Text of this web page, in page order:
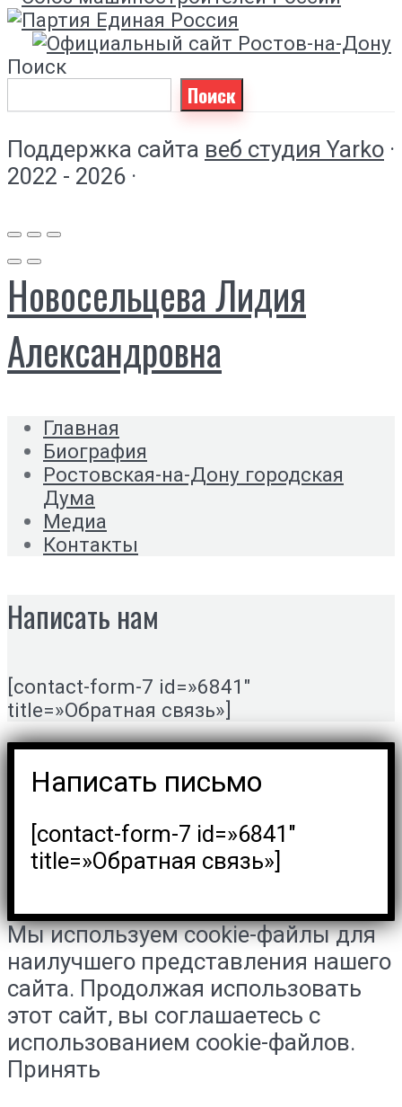
Поиск
Поиск
Поддержка сайта веб студия Yarko ·
2022 - 2026 ·
Новосельцева Лидия
Александровна
Главная
Биография
Ростовская-на-Дону городская
Дума
Медиа
Контакты
Написать нам
[contact-form-7 id=»6841″
title=»Обратная связь»]
Написать письмо
[contact-form-7 id=»6841″
title=»Обратная связь»]
Мы используем cookie-файлы для
наилучшего представления нашего
сайта. Продолжая использовать
этот сайт, вы соглашаетесь с
использованием cookie-файлов.
Принять